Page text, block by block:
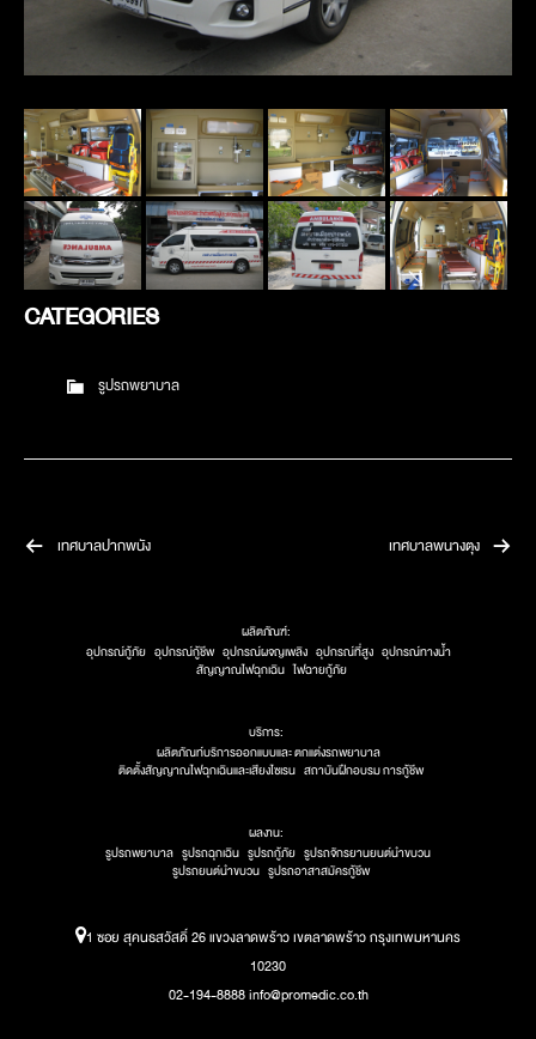
CATEGORIES
รูปรถพยาบาล
เทศบาลปากพนัง เทศบาลพนางตุง
ผลิตภัณฑ์:
อุปกรณ์กู้ภัย อุปกรณ์กู้ชีพ อุปกรณ์ผจญเพลิง อุปกรณ์ที่สูง อุปกรณ์ทางน้ำ
สัญญาณไฟฉุกเฉิน ไฟฉายกู้ภัย
บริการ:
ผลิตภัณท์บริการออกแบบและ ตกแต่งรถพยาบาล
ติดตั้งสัญญาณไฟฉุกเฉินและเสียงไซเรน สถาบันฝึกอบรม การกู้ชีพ
ผลงาน:
รูปรถพยาบาล รูปรถฉุกเฉิน รูปรถกู้ภัย รูปรถจักรยานยนต์นำขบวน
รูปรถยนต์นำขบวน รูปรถอาสาสมัครกู้ชีพ
1 ซอย สุคนธสวัสดิ์ 26 แขวงลาดพร้าว เขตลาดพร้าว กรุงเทพมหานคร
10230
02-194-8888 info@promedic.co.th